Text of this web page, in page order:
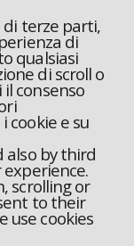
di terze parti,
di
qualsiasi
di scroll o
consenso
cookie e su
also by third
scrolling or
to their
use cookies